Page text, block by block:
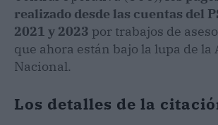
realizado desde las cuentas del
2021 y 2023 por trabajos de
que ahora están bajo la lupa de la
Nacional.
Los detalles de la